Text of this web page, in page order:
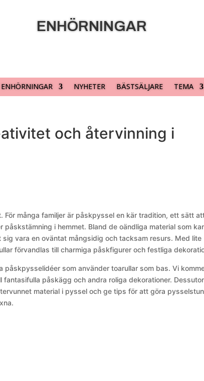
ENHÖRNINGAR
ENHÖRNINGAR NYHETER BÄSTSÄLJARE TEMA
och återvinning i
många familjer är påskpyssel en kär tradition, ett sätt
i hemmet. Bland de oändliga material som
vara en oväntat mångsidig och tacksam resurs. Med lite
förvandlas till charmiga påskfigurer och festliga
som använder toarullar som bas. Vi
påskägg och andra roliga dekorationer.
material i pyssel och ge tips för att göra